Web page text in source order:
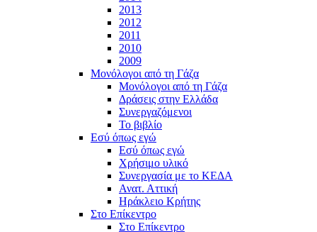
2013
2012
2011
2010
2009
Μονόλογοι από τη Γάζα
Μονόλογοι από τη Γάζα
Δράσεις στην Ελλάδα
Συνεργαζόμενοι
To βιβλίο
Εσύ όπως εγώ
Εσύ όπως εγώ
Χρήσιμο υλικό
Συνεργασία με το ΚΕΔΑ
Ανατ. Αττική
Ηράκλειο Κρήτης
Στο Επίκεντρο
Στο Επίκεντρο